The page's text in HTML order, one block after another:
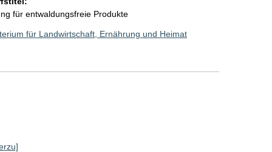
für entwaldungsfreie Produkte
für Landwirtschaft, Ernährung und Heimat